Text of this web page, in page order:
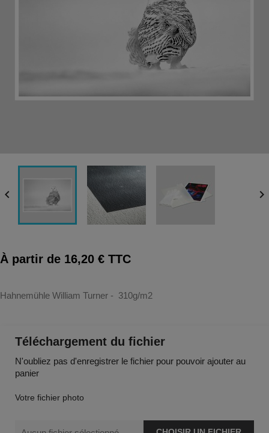
 
À partir de 16,20 € TTC
Hahnemühle William Turner - 310g/m2
Téléchargement du fichier
N'oubliez pas d'enregistrer le fichier pour pouvoir ajouter au
panier
Votre fichier photo